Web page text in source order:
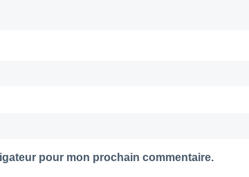
pour mon prochain commentaire.